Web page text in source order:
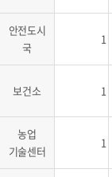
안전도시
국
1
보건소 1
농업
기술센터
1